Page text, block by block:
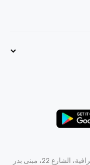
غرب أبو فتيرة الهرافية، الشارع 22، مبنى بدر